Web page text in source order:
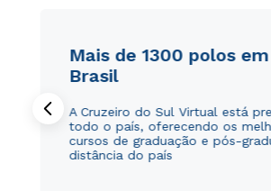
Mais de 1300 polos
Brasil
A Cruzeiro do Sul Virtual está
todo o país, oferecendo os
cursos de graduação e pós-
distância do país